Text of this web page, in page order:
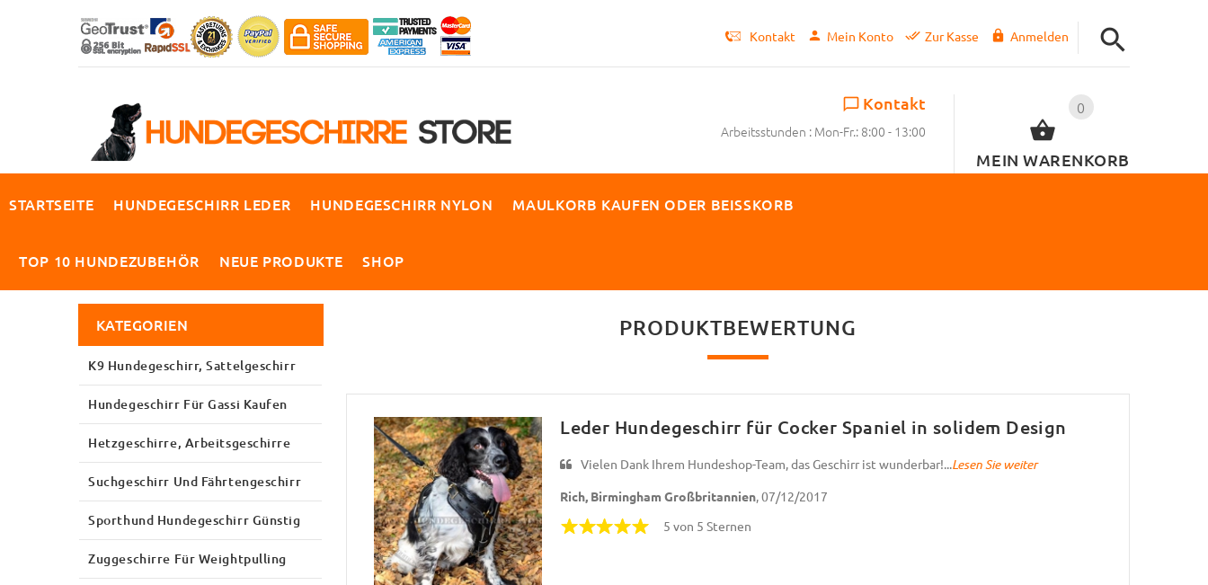
Kontakt Mein Konto Zur Kasse Anmelden
0
MEIN WARENKORB
Kontakt
Arbeitsstunden : Mon-Fr.: 8:00 - 13:00
STARTSEITE HUNDEGESCHIRR LEDER HUNDEGESCHIRR NYLON MAULKORB KAUFEN ODER BEISSKORB
TOP 10 HUNDEZUBEHÖR NEUE PRODUKTE SHOP
PRODUKTBEWERTUNG
Leder Hundegeschirr für Cocker Spaniel in solidem Design
Vielen Dank Ihrem Hundeshop-Team, das Geschirr ist wunderbar!...Lesen Sie weiter
Rich, Birmingham Großbritannien, 07/12/2017
5 von 5 Sternen
KATEGORIEN
K9 Hundegeschirr, Sattelgeschirr
Hundegeschirr Für Gassi Kaufen
Hetzgeschirre, Arbeitsgeschirre
Suchgeschirr Und Fährtengeschirr
Sporthund Hundegeschirr Günstig
Zuggeschirre Für Weightpulling